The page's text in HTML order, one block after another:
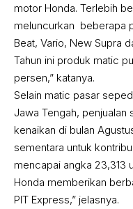
motor Honda. Terlebih
meluncurkan beberapa
Beat, Vario, New Supra
Tahun ini produk matic
persen,” katanya.
Selain matic pasar
Jawa Tengah, penjualan
kenaikan di bulan
sementara untuk
mencapai angka 23,313
Honda memberikan
PIT Express,” jelasnya.